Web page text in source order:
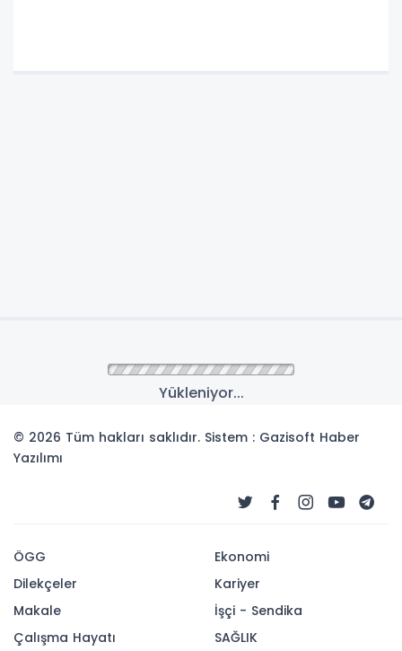
Yükleniyor...
© 2026 Tüm hakları saklıdır. Sistem : Gazisoft Haber
Yazılımı
ÖGG
Dilekçeler
Makale
Çalışma Hayatı
Ekonomi
Kariyer
İşçi - Sendika
SAĞLIK